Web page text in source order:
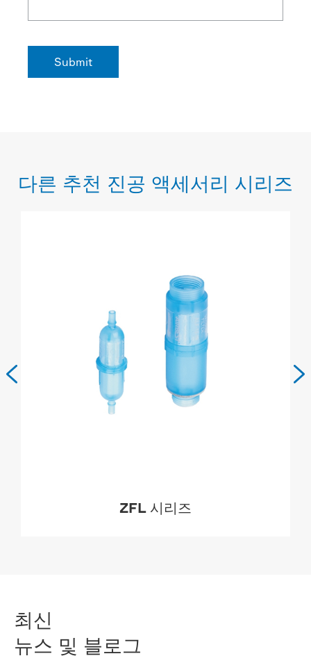
다른 추천 진공 액세서리 시리즈
ZFL 시리즈
 
최신
뉴스 및 블로그